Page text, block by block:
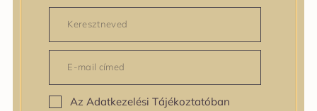
Száraz
Bőrprobléma
Bőrprobléma
Bőrpír
Dehidratált bőr
Az Adatkezelési Tájékoztatóban